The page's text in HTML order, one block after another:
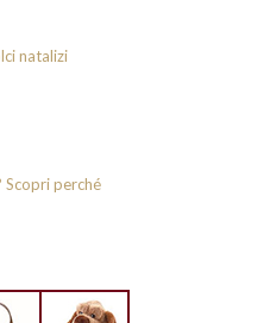
natalizi
Scopri perché